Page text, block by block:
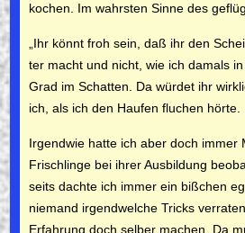
kochen. Im wahrsten Sinne des
„Ihr könnt froh sein, daß ihr den
ter macht und nicht, wie ich damals
Grad im Schatten. Da würdet ihr
ich, als ich den Haufen fluchen hörte.
Irgendwie hatte ich aber doch immer
Frisch­linge bei ihrer Ausbildung
seits dachte ich immer ein bißchen
niemand irgend­welche Tricks
Erfahrung doch selber machen. Da